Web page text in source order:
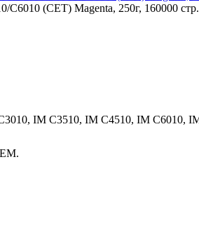
(CET) Magenta­, 250г, 160000
IM C3510, IM C4510, IM C6010,